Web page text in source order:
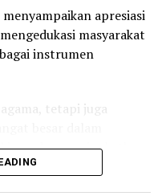
Ia mengingatkan bahwa
dan kelebihan rezeki,
sebagai
untuk
tuturnya.
apresiasi
masyarakat
instrumen
tetapi juga
dan meningkatkan